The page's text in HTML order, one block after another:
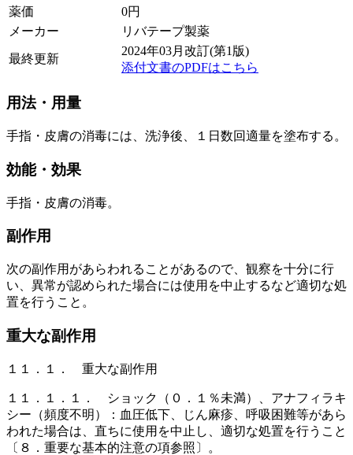
薬価
0円
メーカー
リバテープ製薬
最終更新
2024年03月改訂(第1版)
添付文書のPDFはこちら
用法・用量
手指・皮膚の消毒には、洗浄後、１日数回適量を塗布する。
効能・効果
手指・皮膚の消毒。
副作用
次の副作用があらわれることがあるので、観察を十分に行
い、異常が認められた場合には使用を中止するなど適切な処
置を行うこと。
重大な副作用
１１．１． 重大な副作用
１１．１．１． ショック（０．１％未満）、アナフィラキ
シー（頻度不明）：血圧低下、じん麻疹、呼吸困難等があら
われた場合は、直ちに使用を中止し、適切な処置を行うこと
〔８．重要な基本的注意の項参照〕。